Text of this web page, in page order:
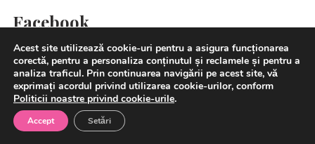
Facebook
Comunicate de presa
Acest site utilizează cookie-uri pentru a asigura funcționarea
corectă, pentru a personaliza conținutul și reclamele și pentru a
analiza traficul. Prin continuarea navigării pe acest site, vă
exprimați acordul privind utilizarea cookie-urilor, conform
Politicii noastre privind cookie-urile.
Accept Setări